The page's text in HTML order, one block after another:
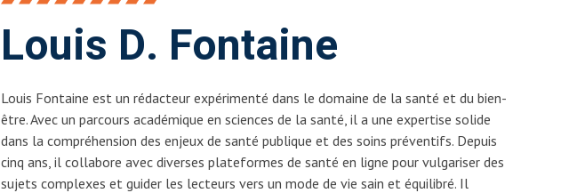
Louis D. Fontaine
Louis Fontaine est un rédacteur expérimenté dans le domaine de la santé et du bien-
être. Avec un parcours académique en sciences de la santé, il a une expertise solide
dans la compréhension des enjeux de santé publique et des soins préventifs. Depuis
cinq ans, il collabore avec diverses plateformes de santé en ligne pour vulgariser des
sujets complexes et guider les lecteurs vers un mode de vie sain et équilibré. Il